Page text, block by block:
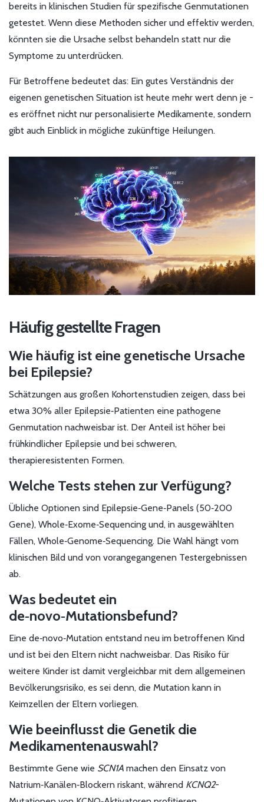
bereits in klinischen Studien für spezifische Genmutationen
getestet. Wenn diese Methoden sicher und effektiv werden,
könnten sie die Ursache selbst behandeln statt nur die
Symptome zu unterdrücken.
Für Betroffene bedeutet das: Ein gutes Verständnis der
eigenen genetischen Situation ist heute mehr wert denn je -
es eröffnet nicht nur personalisierte Medikamente, sondern
gibt auch Einblick in mögliche zukünftige Heilungen.
Häufig gestellte Fragen
Wie häufig ist eine genetische Ursache
bei Epilepsie?
Schätzungen aus großen Kohortenstudien zeigen, dass bei
etwa 30% aller Epilepsie‑Patienten eine pathogene
Genmutation nachweisbar ist. Der Anteil ist höher bei
frühkindlicher Epilepsie und bei schweren,
therapieresistenten Formen.
Welche Tests stehen zur Verfügung?
Übliche Optionen sind Epilepsie‑Gene‑Panels (50‑200
Gene), Whole‑Exome‑Sequencing und, in ausgewählten
Fällen, Whole‑Genome‑Sequencing. Die Wahl hängt vom
klinischen Bild und von vorangegangenen Testergebnissen
ab.
Was bedeutet ein
de‑novo‑Mutationsbefund?
Eine de‑novo‑Mutation entstand neu im betroffenen Kind
und ist bei den Eltern nicht nachweisbar. Das Risiko für
weitere Kinder ist damit vergleichbar mit dem allgemeinen
Bevölkerungsrisiko, es sei denn, die Mutation kann in
Keimzellen der Eltern vorliegen.
Wie beeinflusst die Genetik die
Medikamentenauswahl?
Bestimmte Gene wie SCN1A machen den Einsatz von
Natrium‑Kanälen‑Blockern riskant, während KCNQ2-